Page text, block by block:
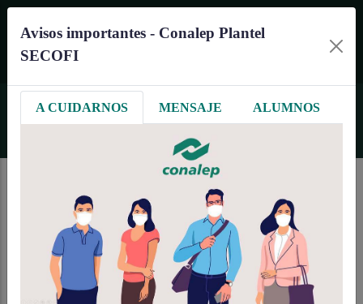
Pasar al contenido principal
Avisos importantes - Conalep Plantel
SECOFI
A CUIDARNOS MENSAJE ALUMNOS